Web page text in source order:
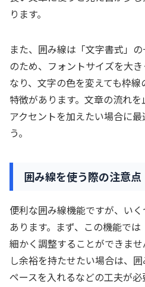
ります。
また、囲み線は「文字書式」
のため、フォントサイズを大
なり、文字の色を変えても枠
特徴があります。文章の流れ
アクセントを加えたい場合に
う。
囲み線を使う際の注意点
便利な囲み線機能ですが、い
あります。まず、この機能で
細かく調整することができま
し余裕を持たせたい場合は、
ペースを入れるなどの工夫が必